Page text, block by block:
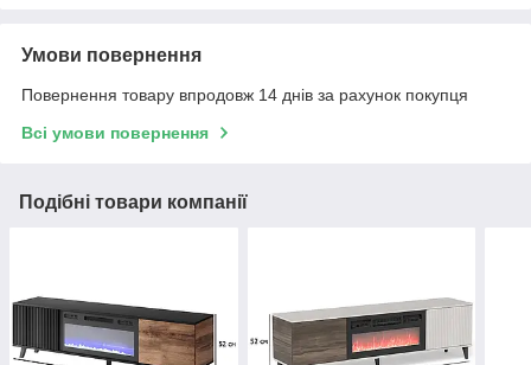
Умови повернення
Повернення товару впродовж 14 днів за рахунок покупця
Всі умови повернення
Подібні товари компанії